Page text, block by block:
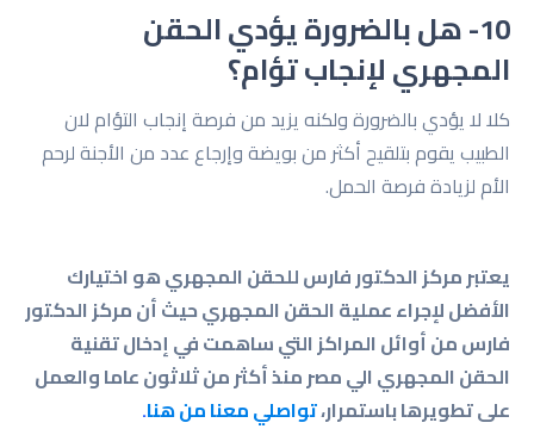
10- هل بالضرورة يؤدي الحقن
المجهري لإنجاب تؤام؟
كلا لا يؤدي بالضرورة ولكنه يزيد من فرصة إنجاب التؤام لان
الطبيب يقوم بتلقيح أكثر من بويضة وإرجاع عدد من الأجنة لرحم
الأم لزيادة فرصة الحمل.
يعتبر مركز الدكتور فارس للحقن المجهري هو اختيارك
الأفضل لإجراء عملية الحقن المجهري حيث أن مركز الدكتور
فارس من أوائل المراكز التي ساهمت في إدخال تقنية
الحقن المجهري الي مصر منذ أكثر من ثلاثون عاما والعمل
على تطويرها باستمرار،تواصلي معنا من هنا.